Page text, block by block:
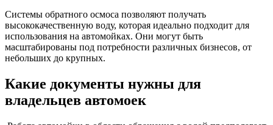
Системы обратного осмоса позволяют получать
высококачественную воду, которая идеально подходит для
использования на автомойках. Они могут быть
масштабированы под потребности различных бизнесов, от
небольших до крупных.
Какие документы нужны для
владельцев автомоек